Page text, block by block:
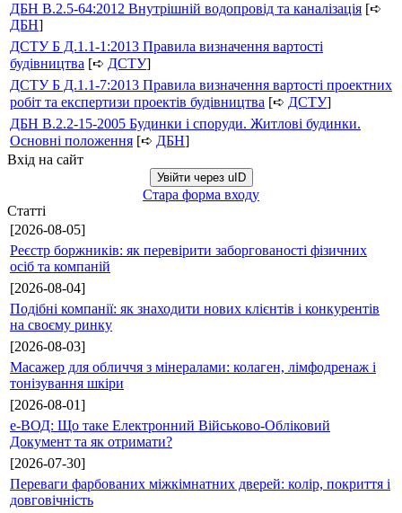
ДБН В.2.5-64:2012 Внутрішній водопровід та каналізація [➪
ДБН]
ДСТУ Б Д.1.1-1:2013 Правила визначення вартості
будівництва [➪ ДСТУ]
ДСТУ Б Д.1.1-7:2013 Правила визначення вартості проектних
робіт та експертизи проектів будівництва [➪ ДСТУ]
ДБН В.2.2-15-2005 Будинки і споруди. Житлові будинки.
Основні положення [➪ ДБН]
Вхід на сайт
Увійти через uID
Стара форма входу
Статті
[2026-08-05]
Реєстр боржників: як перевірити заборгованості фізичних
осіб та компаній
[2026-08-04]
Подібні компанії: як знаходити нових клієнтів і конкурентів
на своєму ринку
[2026-08-03]
Масажер для обличчя з мінералами: колаген, лімфодренаж і
тонізування шкіри
[2026-08-01]
е-ВОД: Що таке Електронний Військово-Обліковий
Документ та як отримати?
[2026-07-30]
Переваги фарбованих міжкімнатних дверей: колір, покриття і
довговічність